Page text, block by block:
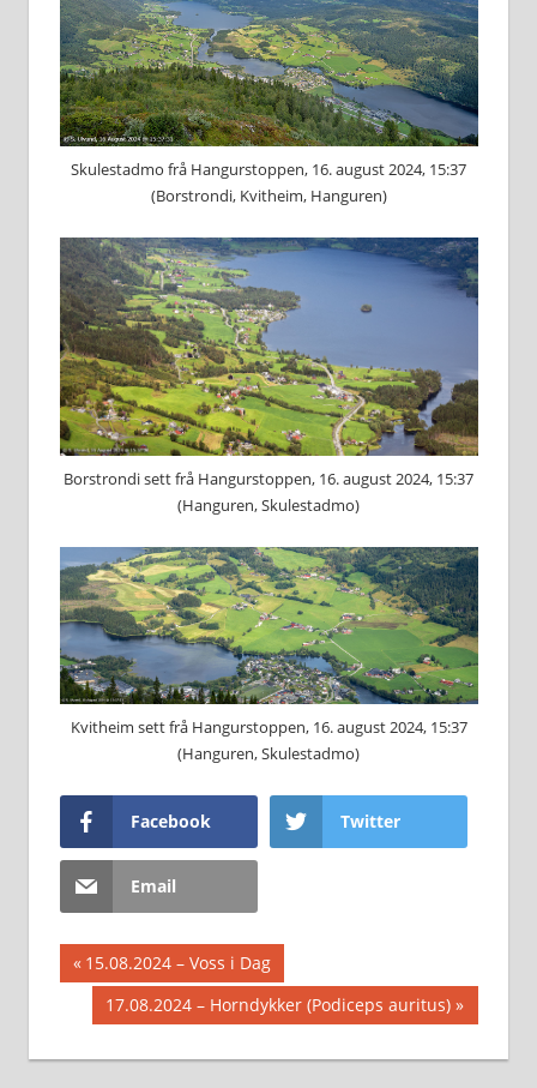
Skulestadmo frå Hangurstoppen, 16. august 2024, 15:37
(Borstrondi, Kvitheim, Hanguren)
Borstrondi sett frå Hangurstoppen, 16. august 2024, 15:37
(Hanguren, Skulestadmo)
Kvitheim sett frå Hangurstoppen, 16. august 2024, 15:37
(Hanguren, Skulestadmo)
Facebook Twitter
Email
Innleggsnavigasjon
Previous
Post:
15.08.2024 – Voss i Dag
Next
Post:
17.08.2024 – Horndykker (Podiceps auritus)